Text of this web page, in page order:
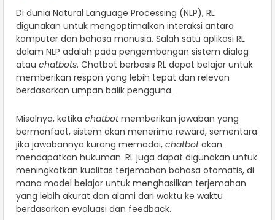
Di dunia Natural Language Processing (NLP), RL
digunakan untuk mengoptimalkan interaksi antara
komputer dan bahasa manusia. Salah satu aplikasi RL
dalam NLP adalah pada pengembangan sistem dialog
atau chatbots. Chatbot berbasis RL dapat belajar untuk
memberikan respon yang lebih tepat dan relevan
berdasarkan umpan balik pengguna.
Misalnya, ketika chatbotmemberikan jawaban yang
bermanfaat, sistem akan menerima reward, sementara
jika jawabannya kurang memadai, chatbotakan
mendapatkan hukuman. RL juga dapat digunakan untuk
meningkatkan kualitas terjemahan bahasa otomatis, di
mana model belajar untuk menghasilkan terjemahan
yang lebih akurat dan alami dari waktu ke waktu
berdasarkan evaluasi dan feedback.